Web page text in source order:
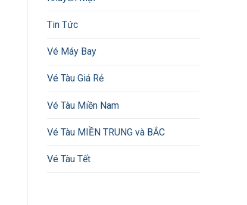
Tin Tức
Vé Máy Bay
Vé Tàu Giá Rẻ
Vé Tàu Miền Nam
Vé Tàu MIỀN TRUNG và BẮC
Vé Tàu Tết